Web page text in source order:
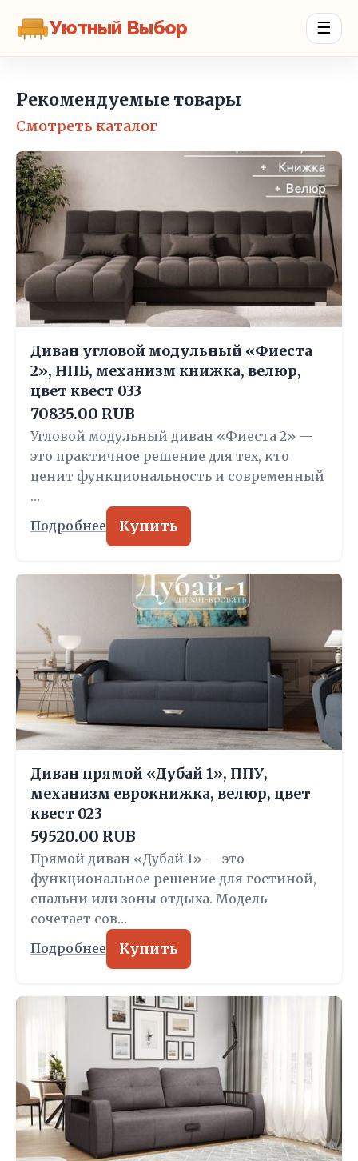
Уютный Выбор ☰
Рекомендуемые товары
Смотреть каталог
Диван угловой модульный «Фиеста
2», НПБ, механизм книжка, велюр,
цвет квест 033
70835.00 RUB
Угловой модульный диван «Фиеста 2» —
это практичное решение для тех, кто
ценит функциональность и современный
…
Подробнее Купить
Диван прямой «Дубай 1», ППУ,
механизм еврокнижка, велюр, цвет
квест 023
59520.00 RUB
Прямой диван «Дубай 1» — это
функциональное решение для гостиной,
спальни или зоны отдыха. Модель
сочетает сов…
Подробнее Купить